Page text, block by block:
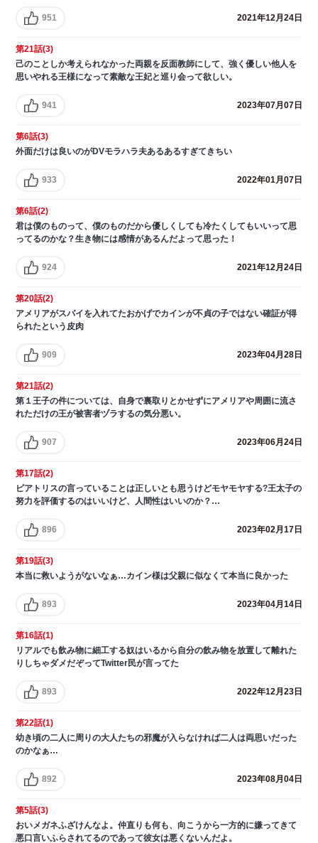
951 2021年12月24日
第21話(3)
己のことしか考えられなかった両親を反面教師にして、強く優しい他人を
思いやれる王様になって素敵な王妃と巡り会って欲しい。
941 2023年07月07日
第6話(3)
外面だけは良いのがDVモラハラ夫あるあるすぎてきちい
933 2022年01月07日
第6話(2)
君は僕のものって、僕のものだから優しくしても冷たくしてもいいって思
ってるのかな？生き物には感情があるんだよって思った！
924 2021年12月24日
第20話(2)
アメリアがスパイを入れてたおかげでカインが不貞の子ではない確証が得
られたという皮肉
909 2023年04月28日
第21話(2)
第１王子の件については、自身で裏取りとかせずにアメリアや周囲に流さ
れただけの王が被害者ヅラするの気分悪い。
907 2023年06月24日
第17話(2)
ビアトリスの言っていることは正しいとも思うけどモヤモヤする?王太子の
努力を評価するのはいいけど、人間性はいいのか？…
896 2023年02月17日
第19話(3)
本当に救いようがないなぁ…カイン様は父親に似なくて本当に良かった
893 2023年04月14日
第16話(1)
リアルでも飲み物に細工する奴はいるから自分の飲み物を放置して離れた
りしちゃダメだぞってTwitter民が言ってた
893 2022年12月23日
第22話(1)
幼き頃の二人に周りの大人たちの邪魔が入らなければ二人は両思いだった
のかなぁ…
892 2023年08月04日
第5話(3)
おいメガネふざけんなよ。仲直りも何も、向こうから一方的に嫌ってきて
悪口言いふらされてるのであって彼女は悪くないんだよ。